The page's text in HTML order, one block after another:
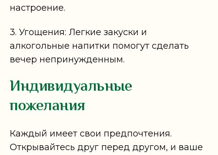
настроение.
3. Угощения: Легкие закуски и
алкогольные напитки помогут сделать
вечер непринужденным.
Индивидуальные
пожелания
Каждый имеет свои предпочтения.
Открывайтесь друг перед другом, и ваше